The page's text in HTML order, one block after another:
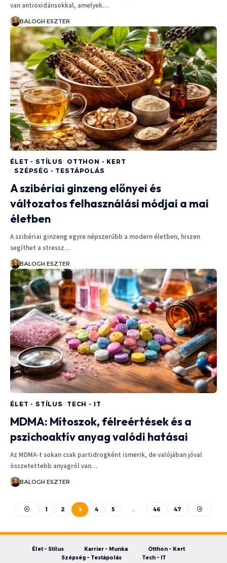
van antioxidánsokkal, amelyek…
BALOGH ESZTER
ÉLET - STÍLUS
OTTHON - KERT
SZÉPSÉG - TESTÁPOLÁS
A szibériai ginzeng előnyei és
változatos felhasználási módjai a mai
életben
A szibériai ginzeng egyre népszerűbb a modern életben, hiszen
segíthet a stressz…
BALOGH ESZTER
ÉLET - STÍLUS TECH - IT
MDMA: Mítoszok, félreértések és a
pszichoaktív anyag valódi hatásai
Az MDMA-t sokan csak partidrogként ismerik, de valójában jóval
összetettebb anyagról van…
BALOGH ESZTER
1 2 3 4 5 … 46 47
Élet – Stílus Karrier – Munka
Otthon – Kert
Szépség – Testápolás
Tech – IT